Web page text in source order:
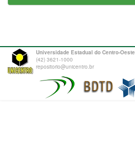
Universidade Estadual do Centro-Oeste
(42) 3621-1000
repositorio@unicentro.br